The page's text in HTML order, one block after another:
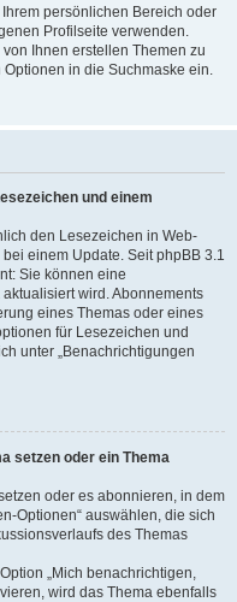
persönlichen Bereich oder
Profilseite verwenden.
Ihnen erstellen Themen zu
in die Suchmaske ein.
und einem
den Lesezeichen in Web-
einem Update. Seit phpBB 3.1
Sie können eine
wird. Abonnements
eines Themas oder eines
für Lesezeichen und
unter „Benachrichtigungen
setzen oder ein Thema
oder es abonnieren, in dem
Optionen“ auswählen, die sich
des Themas
„Mich benachrichtigen,
wird das Thema ebenfalls